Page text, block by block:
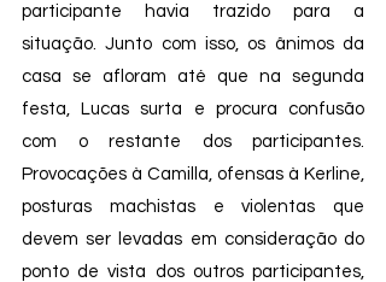
participante havia trazido para a
situação. Junto com isso, os ânimos da
casa se afloram até que na segunda
festa, Lucas surta e procura confusão
com o restante dos participantes.
Provocações à Camilla, ofensas à Kerline,
posturas machistas e violentas que
devem ser levadas em consideração do
ponto de vista dos outros participantes,